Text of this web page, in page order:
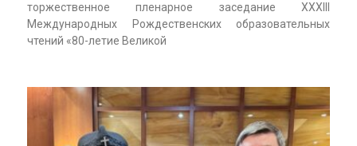
торжественное пленарное заседание XXXIII
Международных Рождественских образовательных
чтений «80-летие Великой